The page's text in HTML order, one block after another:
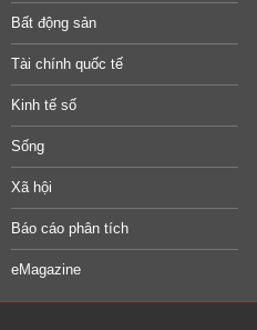
Bất động sản
Tài chính quốc tế
Kinh tế số
Sống
Xã hội
Báo cáo phân tích
eMagazine